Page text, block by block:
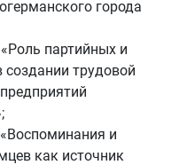
города
партийных и
трудовой
и
как источник